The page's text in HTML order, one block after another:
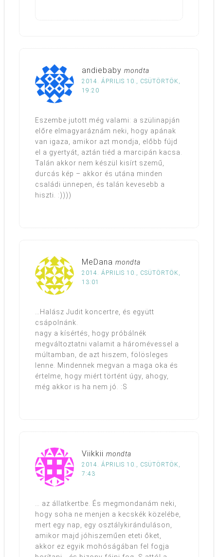
andiebaby mondta
2014. ÁPRILIS 10., CSÜTÖRTÖK,
19:20
Eszembe jutott még valami: a szülinapján
előre elmagyaráznám neki, hogy apának
van igaza, amikor azt mondja, előbb fújd
el a gyertyát, aztán tiéd a marcipán kacsa.
Talán akkor nem készül kisírt szemű,
durcás kép – akkor és utána minden
családi ünnepen, és talán kevesebb a
hiszti. :))))
MeDana mondta
2014. ÁPRILIS 10., CSÜTÖRTÖK,
13:01
…Halász Judit koncertre, és együtt
csápolnánk.
nagy a kísértés, hogy próbálnék
megváltoztatni valamit a háromévessel a
múltamban, de azt hiszem, fölösleges
lenne. Mindennek megvan a maga oka és
értelme, hogy miért történt úgy, ahogy,
még akkor is ha nem jó. :S
Viikkii mondta
2014. ÁPRILIS 10., CSÜTÖRTÖK,
7:43
… az állatkertbe. És megmondanám neki,
hogy soha ne menjen a kecskék közelébe,
mert egy nap, egy osztálykiránduláson,
amikor majd jóhiszeműen eteti őket,
akkor ez egyik mohóságában fel fogja